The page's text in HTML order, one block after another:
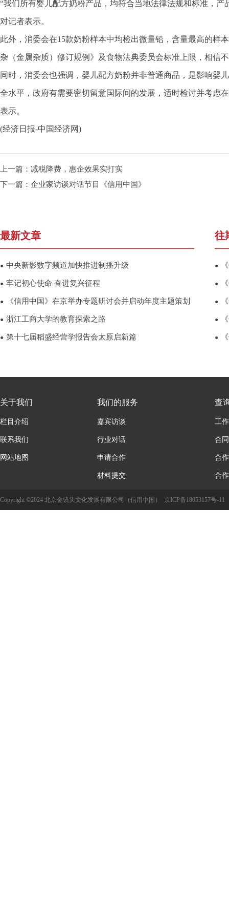
“我们所有婴儿配方奶粉产品，均符合当地法律法规和标准，
对记者表示。
此外，消委会在15款奶粉样本中均检出微量铅，含量最高的样
杂（金属杂质）修订规例》及食物法典委员会标准上限，相信
同时，消委会也强调，婴儿配方奶粉并非普通商品，是影响婴
全水平，政府有需要密切留意国际间的发展，适时检讨并考虑
表示。
(经济日报-中国经济网)
上一篇： 减税降费，惠企效果实打实
下一篇： 企业家访谈对话节目《信用中国》
最新文章
● 中央新影数字频道加快推进制播升级
● 牢记初心使命 奋进复兴征程
● 《信用中国》在京举办专题研讨会并启动年度主题策划
● 浙江工商大学的教育探索之路
● 第十七届稻盛经营学报告会太原启新篇
往
●
●
●
●
●
关于我们
栏目介绍
联系我们
网站地图
我们的服务
嘉宾访谈
行业对话
申请合作
材料提交
查
工
合
合
合
Copyright ©2024 北京金镜头文化发展有限公司（信用中国） 京ICP备18053157号-11